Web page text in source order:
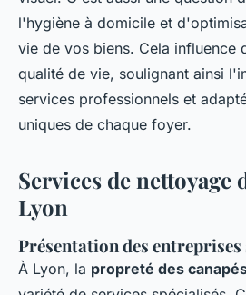
l'hygiène à domicile et
vie de vos biens. Cela influence
qualité de vie, soulignant ainsi
services professionnels et
uniques de chaque foyer.
Services de nettoyage
Lyon
Présentation des entreprises
À Lyon, la propreté des